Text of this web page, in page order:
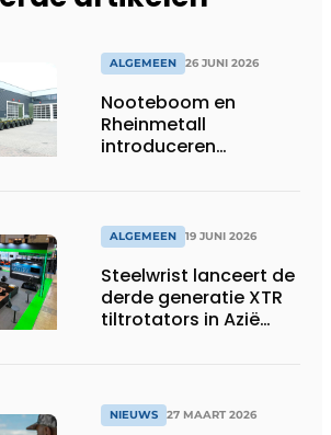
ALGEMEEN 26 JUNI 2026
Nooteboom en
Rheinmetall
introduceren
ALGEMEEN 19 JUNI 2026
Steelwrist lanceert de
derde generatie XTR
tiltrotators in Azië
NIEUWS 27 MAART 2026